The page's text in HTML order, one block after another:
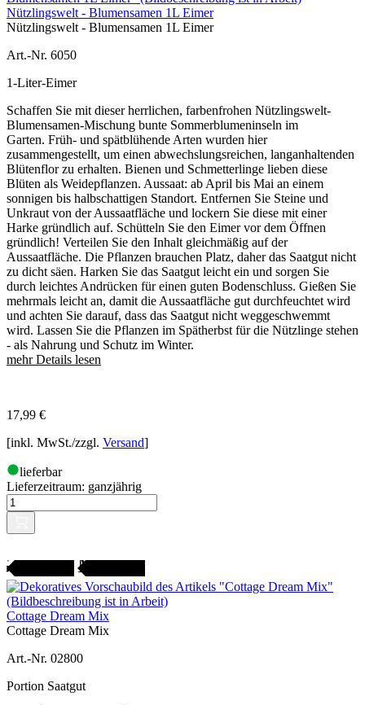
Nützlingswelt - Blumensamen 1L Eimer
Nützlingswelt - Blumensamen 1L Eimer
Art.-Nr. 6050
1-Liter-Eimer
Schaffen Sie mit dieser herrlichen, farbenfrohen Nützlingswelt-
Blumensamen-Mischung bunte Sommerblumeninseln im
Garten. Früh- und spätblühende Arten wurden hier
zusammengestellt, um einen abwechslungsreichen, langanhaltenden
Blütenflor zu erhalten. Bienen und Schmetterlinge lieben diese
Blüten als Weidepflanzen. Aussaat: ab April bis Mai an einem
sonnigen bis halbschattigen Standort. Entfernen Sie Steine und
Unkraut von der Aussaatfläche und lockern Sie diese mit einer
Harke gründlich auf. Schütteln Sie den Eimer vor dem Öffnen
gründlich! Verteilen Sie den Inhalt gleichmäßig auf der
Aussaatfläche. Die Pflanzen brauchen Platz, daher das Saatgut nicht
zu dicht säen. Harken Sie das Saatgut leicht ein und sorgen Sie
durch leichtes Andrücken für einen guten Bodenschluss. Gießen Sie
mehrmals leicht an, damit die Aussaatfläche gut durchfeuchtet wird
und achten Sie darauf, dass das Saatgut nicht weggeschwemmt
wird. Lassen Sie die Pflanzen im Spätherbst für die Nützlinge stehen
- als Nahrung und Schutz im Winter.
mehr Details lesen
17,99 €
[inkl. MwSt./zzgl. Versand]
lieferbar
Lieferzeitraum: ganzjährig
SAMENFEST
Cottage Dream Mix
Cottage Dream Mix
Art.-Nr. 02800
Portion Saatgut